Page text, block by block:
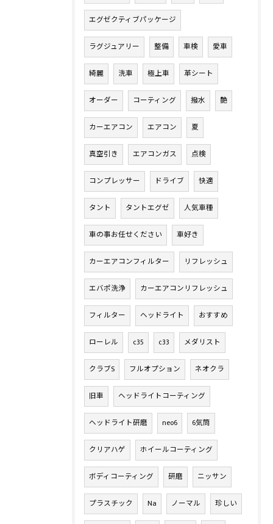
エグゼクティブパッケージ
ラグジュアリー 整備 車検 愛車
綺麗 洗車 極上車 革シート
オーダー コーティング 撥水 艶
カーエアコン エアコン 夏
真空引き エアコンガス 点検
コンプレッサー ドライブ 快適
タント タントエグゼ 人気車種
車の事お任せください 車好き
カーエアコンフィルター リフレッシュ
エバポ洗浄 カーエアコンリフレッシュ
フィルター ヘッドライト おすすめ
ローレル c35 c33 メダリスト
クラブS フルオプション ネオクラ
旧車 ヘッドライトコーティング
ヘッドライト研磨 neo6 6気筒
クリアハゲ ホイールコーティング
ボディコーティング 研磨 ニッサン
プラスチック Na ノーマル 珍しい